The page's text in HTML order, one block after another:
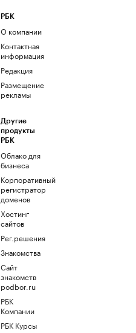
РБК
О компании
Контактная
информация
Редакция
Размещение
рекламы
Другие
продукты
РБК
Облако для
бизнеса
Корпоративный
регистратор
доменов
Хостинг
сайтов
Рег.решения
Знакомства
Сайт
знакомств
podbor.ru
РБК
Компании
РБК Курсы